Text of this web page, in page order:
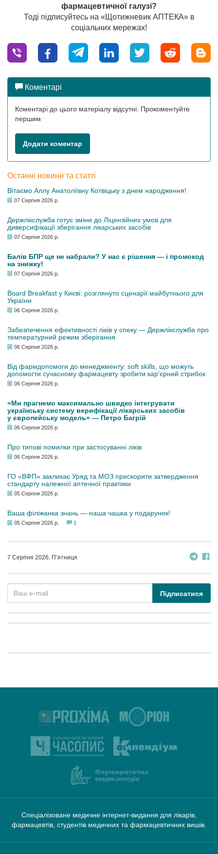
фармацевтичної галузі?
Тоді підписуйтесь на «Щотижневик АПТЕКА» в
соціальних мережах!
Коментарі
Коментарі до цього матеріалу відсутні. Прокоментуйте
першим
Додати коментар
Останні новини та статті
Вітаємо Аллу Анатоліївну Котвіцьку з днем народження!
07 Серпня 2026 р.
Держлікслужба готує зміни до Ліцензійних умов для
диверсифікації зберігання лікарських засобів
07 Серпня 2026 р.
Балів БПР ще не набрали? У нас є рішення — і промокод
на знижку!
07 Серпня 2026 р.
Board Breakfast у Києві: розглянуто сценарії майбутнього для
України
06 Серпня 2026 р.
Забезпечення ефективності ліків у спеку — Держлікслужба про
температурний режим зберігання
06 Серпня 2026 р.
Від фармдопомоги до менеджменту: soft skills, що можуть
допомогти сучасному фармацевту зробити кар’єрний стрибок
06 Серпня 2026 р.
«Ми прагнемо максимально швидко інтегрувати
українську систему верифікації лікарських засобів
у європейську модель» — Петро Багрій
06 Серпня 2026 р.
Про типові помилки при застосуванні ліків
06 Серпня 2026 р.
ГО «ВФП» закликає Уряд та МОЗ прискорити затвердження
стандарту належної аптечної практики
05 Серпня 2026 р.
Ваша філіжанка знань — наша чашка у подарунок!
05 Серпня 2026 р. 1
7 Серпня 2026, П’ятниця
Підписатися
Спеціалізоване медичне інтернет-видання для лікарів,
фармацевтів, студентів медичних та фармацевтичних вишів.